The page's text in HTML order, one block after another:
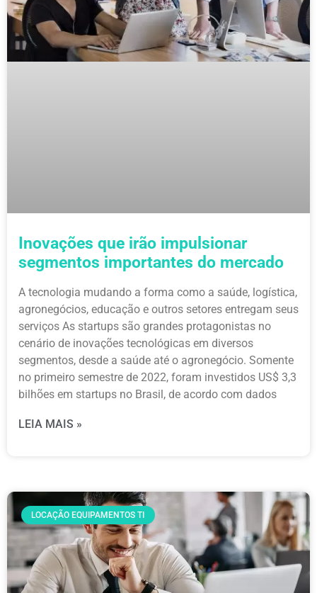
Inovações que irão impulsionar
segmentos importantes do mercado
A tecnologia mudando a forma como a saúde, logística,
agronegócios, educação e outros setores entregam seus
serviços As startups são grandes protagonistas no
cenário de inovações tecnológicas em diversos
segmentos, desde a saúde até o agronegócio. Somente
no primeiro semestre de 2022, foram investidos US$ 3,3
bilhões em startups no Brasil, de acordo com dados
LEIA MAIS »
LOCAÇÃO EQUIPAMENTOS TI